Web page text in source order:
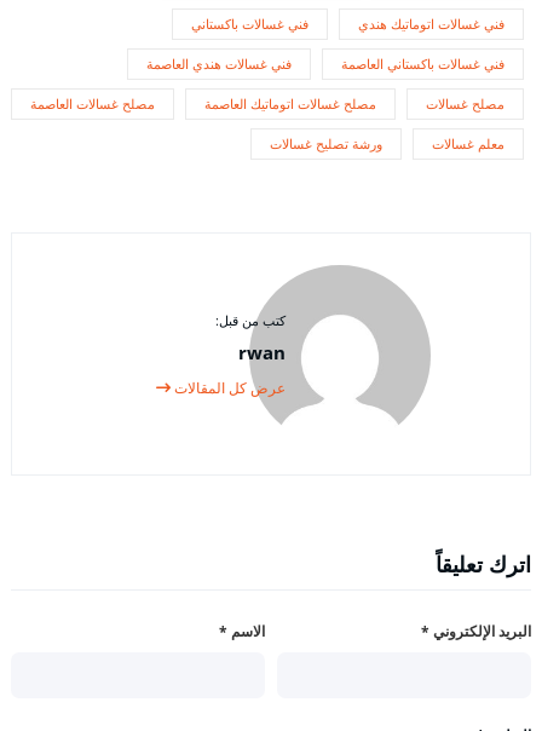
فني غسالات اتوماتيك هندي فني غسالات باكستاني
فني غسالات باكستاني العاصمة فني غسالات هندي العاصمة
مصلح غسالات مصلح غسالات اتوماتيك العاصمة مصلح غسالات العاصمة
معلم غسالات ورشة تصليح غسالات
كتب من قبل:
rwan
عرض كل المقالات
اترك تعليقاً
الاسم * البريد الإلكتروني *